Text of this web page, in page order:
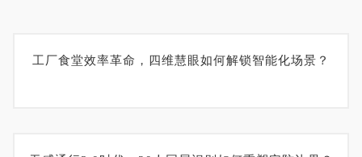
工厂食堂效率革命，四维慧眼如何解锁智能化场景？